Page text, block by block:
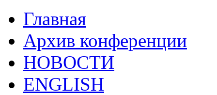
Главная
Архив конференции
НОВОСТИ
ENGLISH